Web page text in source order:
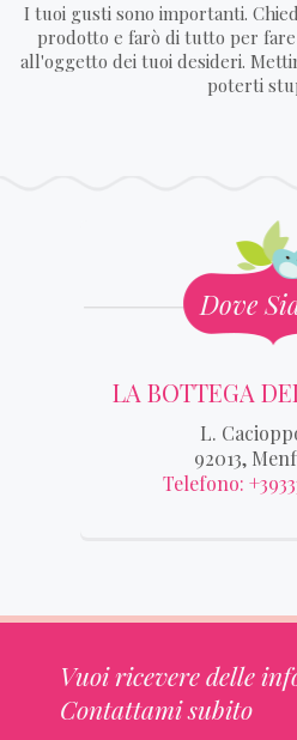
I tuoi gusti sono importanti.
prodotto e farò di tutto per
all'oggetto dei tuoi desideri.
poterti
Dove
LA BOTTEGA
L.
92013,
Telefono:
Vuoi ricevere delle
Contattami subito